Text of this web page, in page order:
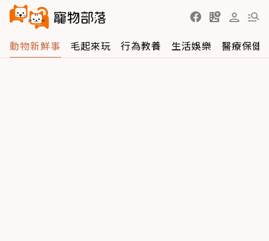
動物新鮮事 毛起來玩 行為教養 生活娛樂 醫療保健